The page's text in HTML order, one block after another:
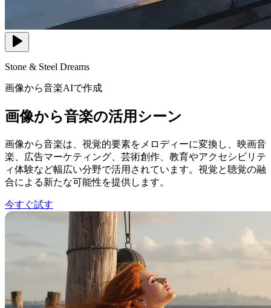
Stone & Steel Dreams
画像から音楽AIで作成
画像から音楽の活用シーン
画像から音楽は、視覚的要素をメロディーに変換し、映画音
楽、広告マーケティング、芸術創作、教育やアクセシビリテ
ィ体験など幅広い分野で活用されています。視覚と聴覚の融
合による新たな可能性を提供します。
今すぐ試す